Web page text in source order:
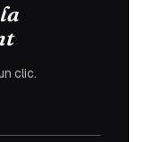
clic.